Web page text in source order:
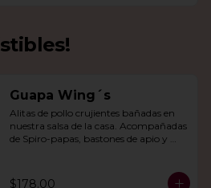
Guapa Wing´s
Alitas de pollo crujientes bañadas en
nuestra salsa de la casa. Acompañadas
de Spiro-papas, bastones de apio y
$178.00